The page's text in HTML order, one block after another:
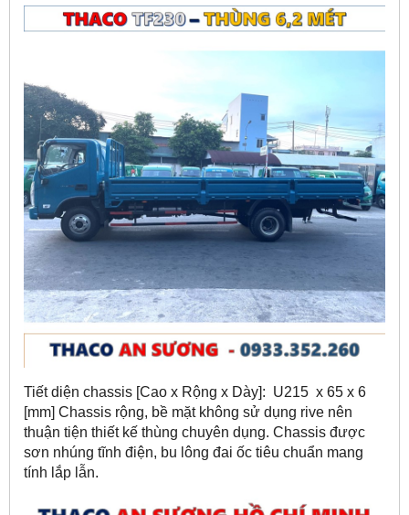
Tiết diện chassis [Cao x Rộng x Dày]: U215 x 65 x 6
[mm] Chassis rộng, bề mặt không sử dụng rive nên
thuận tiện thiết kế thùng chuyên dụng. Chassis được
sơn nhúng tĩnh điện, bu lông đai ốc tiêu chuẩn mang
tính lắp lẫn.